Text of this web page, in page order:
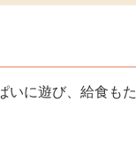
いに遊び、給食もた